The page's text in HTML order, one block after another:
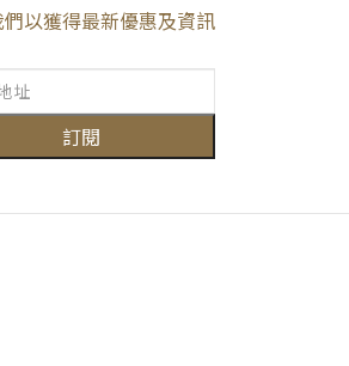
以獲得最新優惠及資訊
訂閱